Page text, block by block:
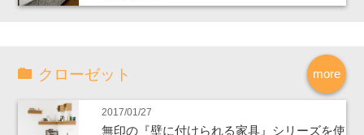
more
クローゼット
2017/01/27
無印の『壁に付けられる家具』シリーズを使